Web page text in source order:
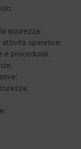
sicurezza;
attività operative;
e procedurali;